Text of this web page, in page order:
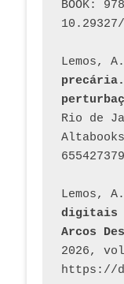
BOOK:
Lemos,
Rio de
Lemos,
digitais
Arcos
2026,
https://